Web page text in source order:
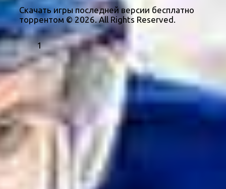
Скачать игры последней версии бесплатно
торрентом © 2026. All Rights Reserved.
1